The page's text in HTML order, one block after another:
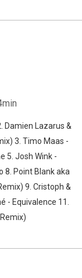
Damien Lazarus &
3. Timo Maas -
5. Josh Wink -
8. Point Blank aka
9. Cristoph &
- Equivalence 11.